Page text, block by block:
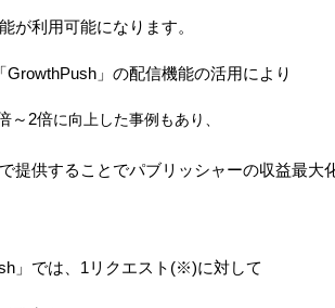
が利用可能になります。
GrowthPush 」の配信機能の活用により
～ 2倍に向上した事例もあり、
提供することでパブリッシャーの収益最大
」では、 1 リクエスト (※)に対して